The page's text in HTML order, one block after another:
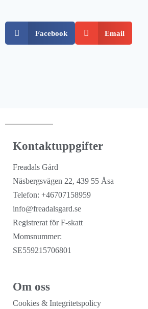
Facebook Email
Kontaktuppgifter
Freadals Gård
Näsbergsvägen 22, 439 55 Åsa
Telefon: +46707158959
info@freadalsgard.se
Registrerat för F-skatt
Momsnummer:
SE559215706801
Om oss
Cookies & Integritetspolicy